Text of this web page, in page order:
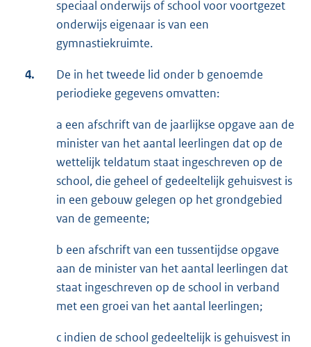
speciaal onderwijs of school voor voortgezet
onderwijs eigenaar is van een
gymnastiekruimte.
4.
De in het tweede lid onder b genoemde
periodieke gegevens omvatten:
a een afschrift van de jaarlijkse opgave aan de
minister van het aantal leerlingen dat op de
wettelijk teldatum staat ingeschreven op de
school, die geheel of gedeeltelijk gehuisvest is
in een gebouw gelegen op het grondgebied
van de gemeente;
b een afschrift van een tussentijdse opgave
aan de minister van het aantal leerlingen dat
staat ingeschreven op de school in verband
met een groei van het aantal leerlingen;
c indien de school gedeeltelijk is gehuisvest in